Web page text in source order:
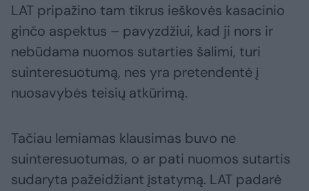
LAT pripažino tam tikrus ieškovės kasacinio
ginčo aspektus – pavyzdžiui, kad ji nors ir
nebūdama nuomos sutarties šalimi, turi
suinteresuotumą, nes yra pretendentė į
nuosavybės teisių atkūrimą.
Tačiau lemiamas klausimas buvo ne
suinteresuotumas, o ar pati nuomos sutartis
sudaryta pažeidžiant įstatymą. LAT padarė